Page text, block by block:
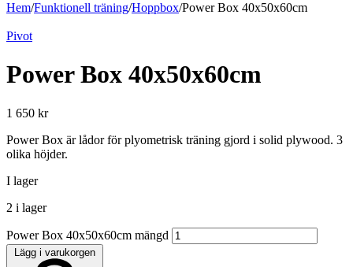
Hem/Funktionell träning/Hoppbox/Power Box 40x50x60cm
Pivot
Power Box 40x50x60cm
1 650 kr
Power Box är lådor för plyometrisk träning gjord i solid plywood. 3
olika höjder.
I lager
2 i lager
Power Box 40x50x60cm mängd
Lägg i varukorgen